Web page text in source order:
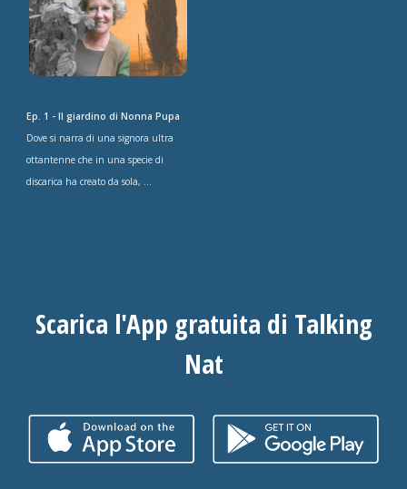
Ep. 1 - Il giardino di Nonna Pupa
Dove si narra di una signora ultra
ottantenne che in una specie di
discarica ha creato da sola, ...
Scarica l'App gratuita di Talking
Nat